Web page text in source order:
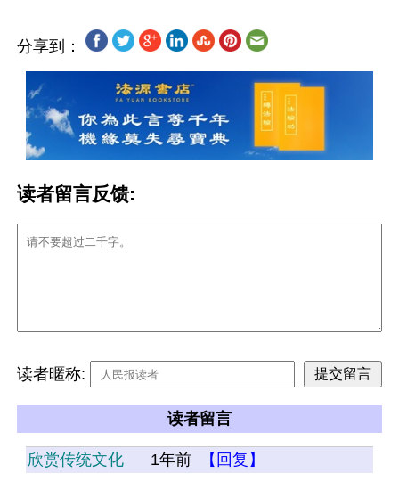
分享到：
读者留言反馈:
读者暱称:
读者留言
欣赏传统文化 1年前 【回复】